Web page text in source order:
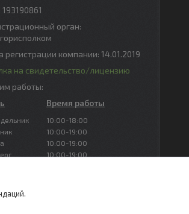
орган:
регистрации компании: 14.01.2019
на свидетельство/лицензию
работы:
Время работы
10:00-18:00
10:00-19:00
10:00-19:00
10:00-19:00